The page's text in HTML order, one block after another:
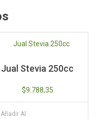
Jual Stevia 250cc
$9.788,35
Añadir Al